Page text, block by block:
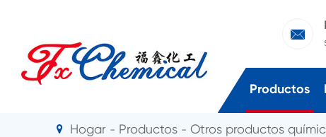

Productos
Hogar Productos Otros productos